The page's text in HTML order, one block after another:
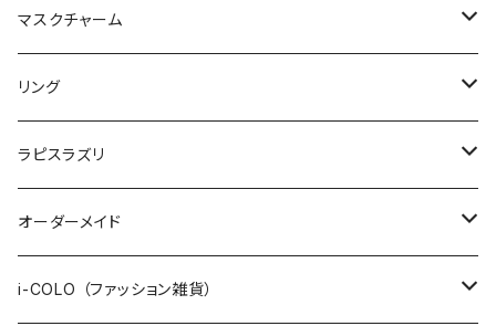
JUZUSUKE STANDARD
2連ブレスレット
STONE ONLY
JUZUSUKE STANDARD
ワイヤーブレスレット
インポート
オリジナル
インポート
マスクチャーム
1200+tax
1500+tax
リング
オリジナル
インポート
ラピスラズリ
ブレスレット
ネックレス
オーダーメイド
数珠ブレスレット
i-COLO （ファッション雑貨）